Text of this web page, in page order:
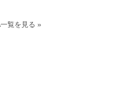
覧を見る »